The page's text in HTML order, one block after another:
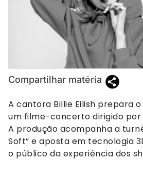
Compartilhar matéria
A cantora Billie Eilish prepara
um filme-concerto dirigido por
A produção acompanha a
Soft” e aposta em tecnologia
o público da experiência dos